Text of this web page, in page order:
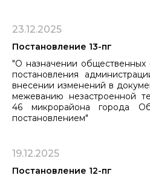
23.12.2025
Постановление 13-пг
"О назначении
постановления
внесении изменений в
межеванию незастроенной
46 микрорайона города
постановлением"
19.12.2025
Постановление 12-пг